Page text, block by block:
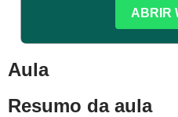
ABRIR
Aula
Resumo da aula